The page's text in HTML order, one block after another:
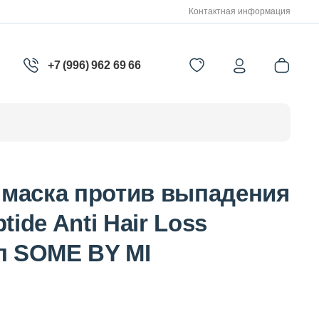
Контактная информация
+7 (996) 962 69 66
против выпадения
Anti Hair Loss
SOME BY MI